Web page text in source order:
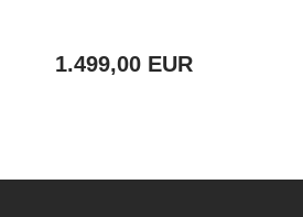
1.499,00 EUR